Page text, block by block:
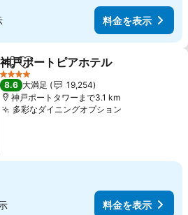
料金を表示
シェアお気に入りに追加
神戸ポートピアホテル
4 ホテルのランク
8.6 大満足
19,254
神戸ポートタワーまで3.1 km
多彩なダイニングオプション
料金を表示